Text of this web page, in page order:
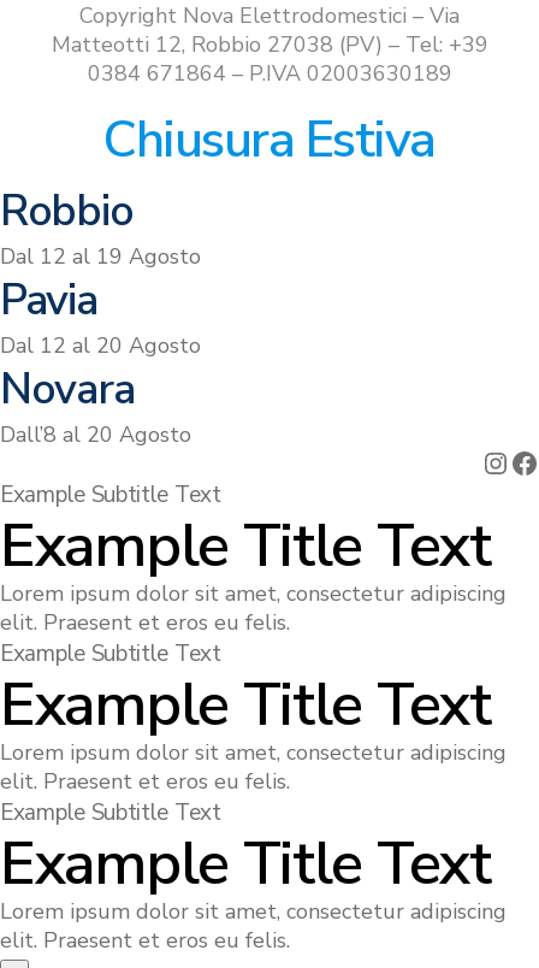
Copyright Nova Elettrodomestici – Via
Matteotti 12, Robbio 27038 (PV) – Tel: +39
0384 671864 – P.IVA 02003630189
Chiusura Estiva
Robbio
Dal 12 al 19 Agosto
Pavia
Dal 12 al 20 Agosto
Novara
Dall’8 al 20 Agosto
Example Subtitle Text
Example Title Text
Lorem ipsum dolor sit amet, consectetur adipiscing
elit. Praesent et eros eu felis.
Example Subtitle Text
Example Title Text
Lorem ipsum dolor sit amet, consectetur adipiscing
elit. Praesent et eros eu felis.
Example Subtitle Text
Example Title Text
Lorem ipsum dolor sit amet, consectetur adipiscing
elit. Praesent et eros eu felis.